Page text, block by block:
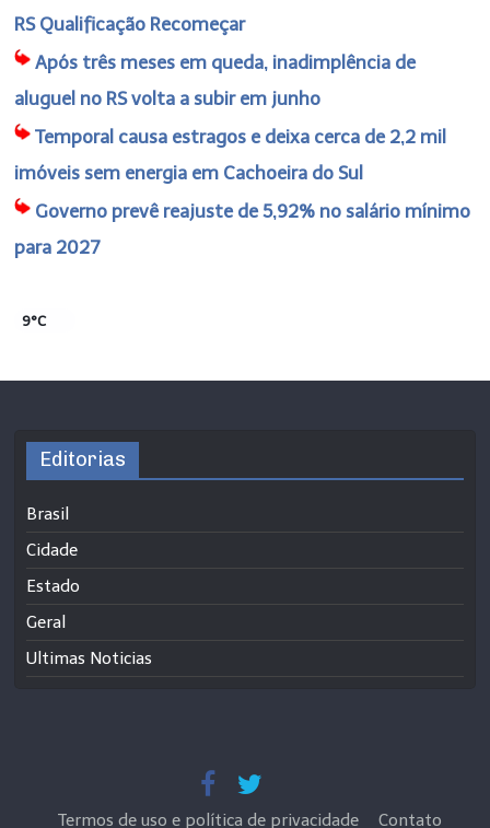
RS Qualificação Recomeçar
Após três meses em queda, inadimplência de
aluguel no RS volta a subir em junho
Temporal causa estragos e deixa cerca de 2,2 mil
imóveis sem energia em Cachoeira do Sul
Governo prevê reajuste de 5,92% no salário mínimo
para 2027
9°C
Editorias
Brasil
Cidade
Estado
Geral
Ultimas Noticias
Termos de uso e política de privacidade Contato